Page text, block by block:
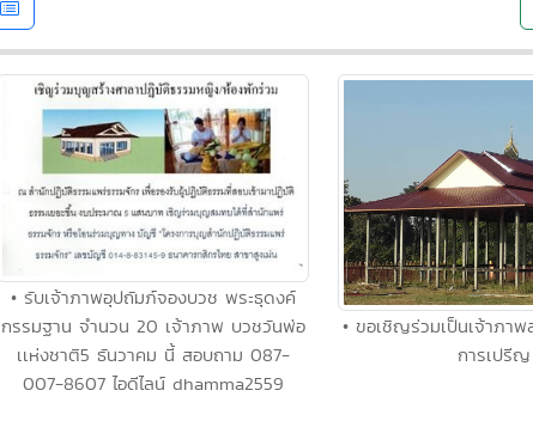
• รับเจ้าภาพอุปถัมภ์จองบวช พระธุดงค์
กรรมฐาน จำนวน 20 เจ้าภาพ บวชวันพ่อ
เเห่งชาติ5 ธันวาคม นี้ สอบถาม 087-
007-8607 ไอดีไลน์ dhamma2559
• ขอเชิญร่วมเป็นเจ้าภาพ
การเปรีญ